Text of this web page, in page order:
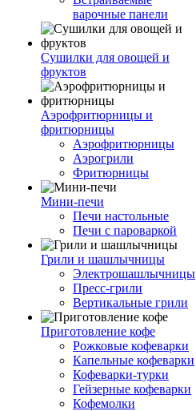
варочные панели
Сушилки для овощей и
фруктов
Аэрофритюрницы и
фритюрницы
Аэрофритюрницы
Аэрогрили
Фритюрницы
Мини-печи
Печи настольные
Печи с пароваркой
Грили и шашлычницы
Электрошашлычницы
Пресс-грили
Вертикальные грили
Приготовление кофе
Рожковые кофеварки
Капельные кофеварки
Кофеварки-турки
Гейзерные кофеварки
Кофемолки